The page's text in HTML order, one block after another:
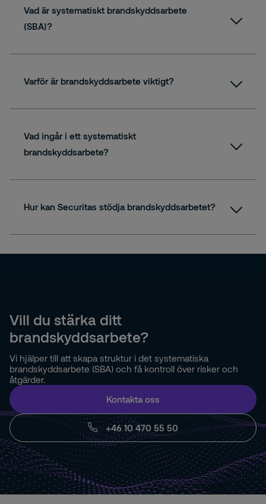
Vad är systematiskt brandskyddsarbete
(SBA)?
Varför är brandskyddsarbete viktigt?
Vad ingår i ett systematiskt
brandskyddsarbete?
Hur kan Securitas stödja brandskyddsarbetet?
Vill du stärka ditt
brandskyddsarbete?
Vi hjälper till att skapa struktur i det systematiska
brandskyddsarbete (SBA) och få kontroll över risker och
åtgärder.
+46 10 470 55 50
Kontakta oss